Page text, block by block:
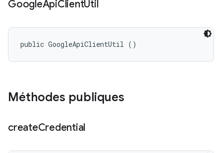
GoogleApiClientUtil
public GoogleApiClientUtil ()
Méthodes publiques
createCredential